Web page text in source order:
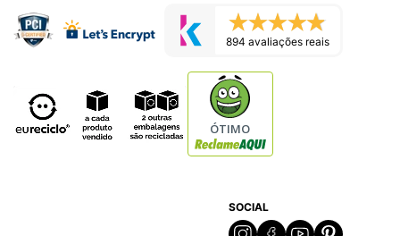
894 avaliações reais
ÓTIMO
SOCIAL